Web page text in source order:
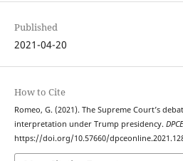
Published
2021-04-20
How to Cite
Romeo, G. (2021). The Supreme Court’s
interpretation under Trump presidency.
https://doi.org/10.57660/